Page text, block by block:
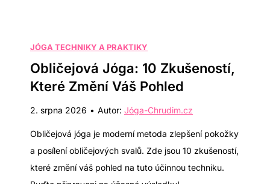
p
i
o
n
V
r
s
JÓGA TECHNIKY A PRAKTIKY
Obličejová Jóga: 10 Zkušeností,
Které Změní Váš Pohled
2. srpna 2026 • Autor: Jóga-Chrudim.cz
Obličejová jóga je moderní metoda zlepšení pokožky
a posílení obličejových svalů. Zde jsou 10 zkušeností,
které změní váš pohled na tuto účinnou techniku.